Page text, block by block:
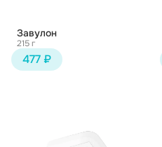
Завулон
215 г
477 ₽